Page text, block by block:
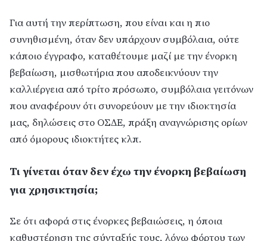
Για αυτή την περίπτωση, που είναι και η πιο
συνηθισμένη, όταν δεν υπάρχουν συμβόλαια, ούτε
κάποιο έγγραφο, καταθέτουμε μαζί με την ένορκη
βεβαίωση, μισθωτήρια που αποδεικνύουν την
καλλιέργεια από τρίτο πρόσωπο, συμβόλαια γειτόνων
που αναφέρουν ότι συνορεύουν με την ιδιοκτησία
μας, δηλώσεις στο ΟΣΔΕ, πράξη αναγνώρισης ορίων
από όμορους ιδιοκτήτες κλπ.
Τι γίνεται όταν δεν έχω την ένορκη βεβαίωση
για χρησικτησία;
Σε ότι αφορά στις ένορκες βεβαιώσεις, η όποια
καθυστέρηση της σύνταξής τους, λόγω φόρτου των